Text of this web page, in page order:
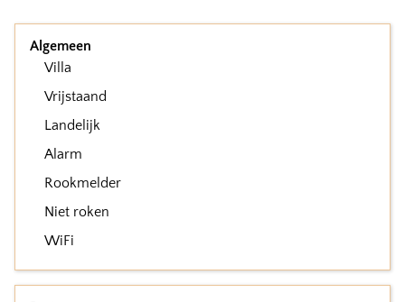
Algemeen
Villa
Vrijstaand
Landelijk
Alarm
Rookmelder
Niet roken
WiFi